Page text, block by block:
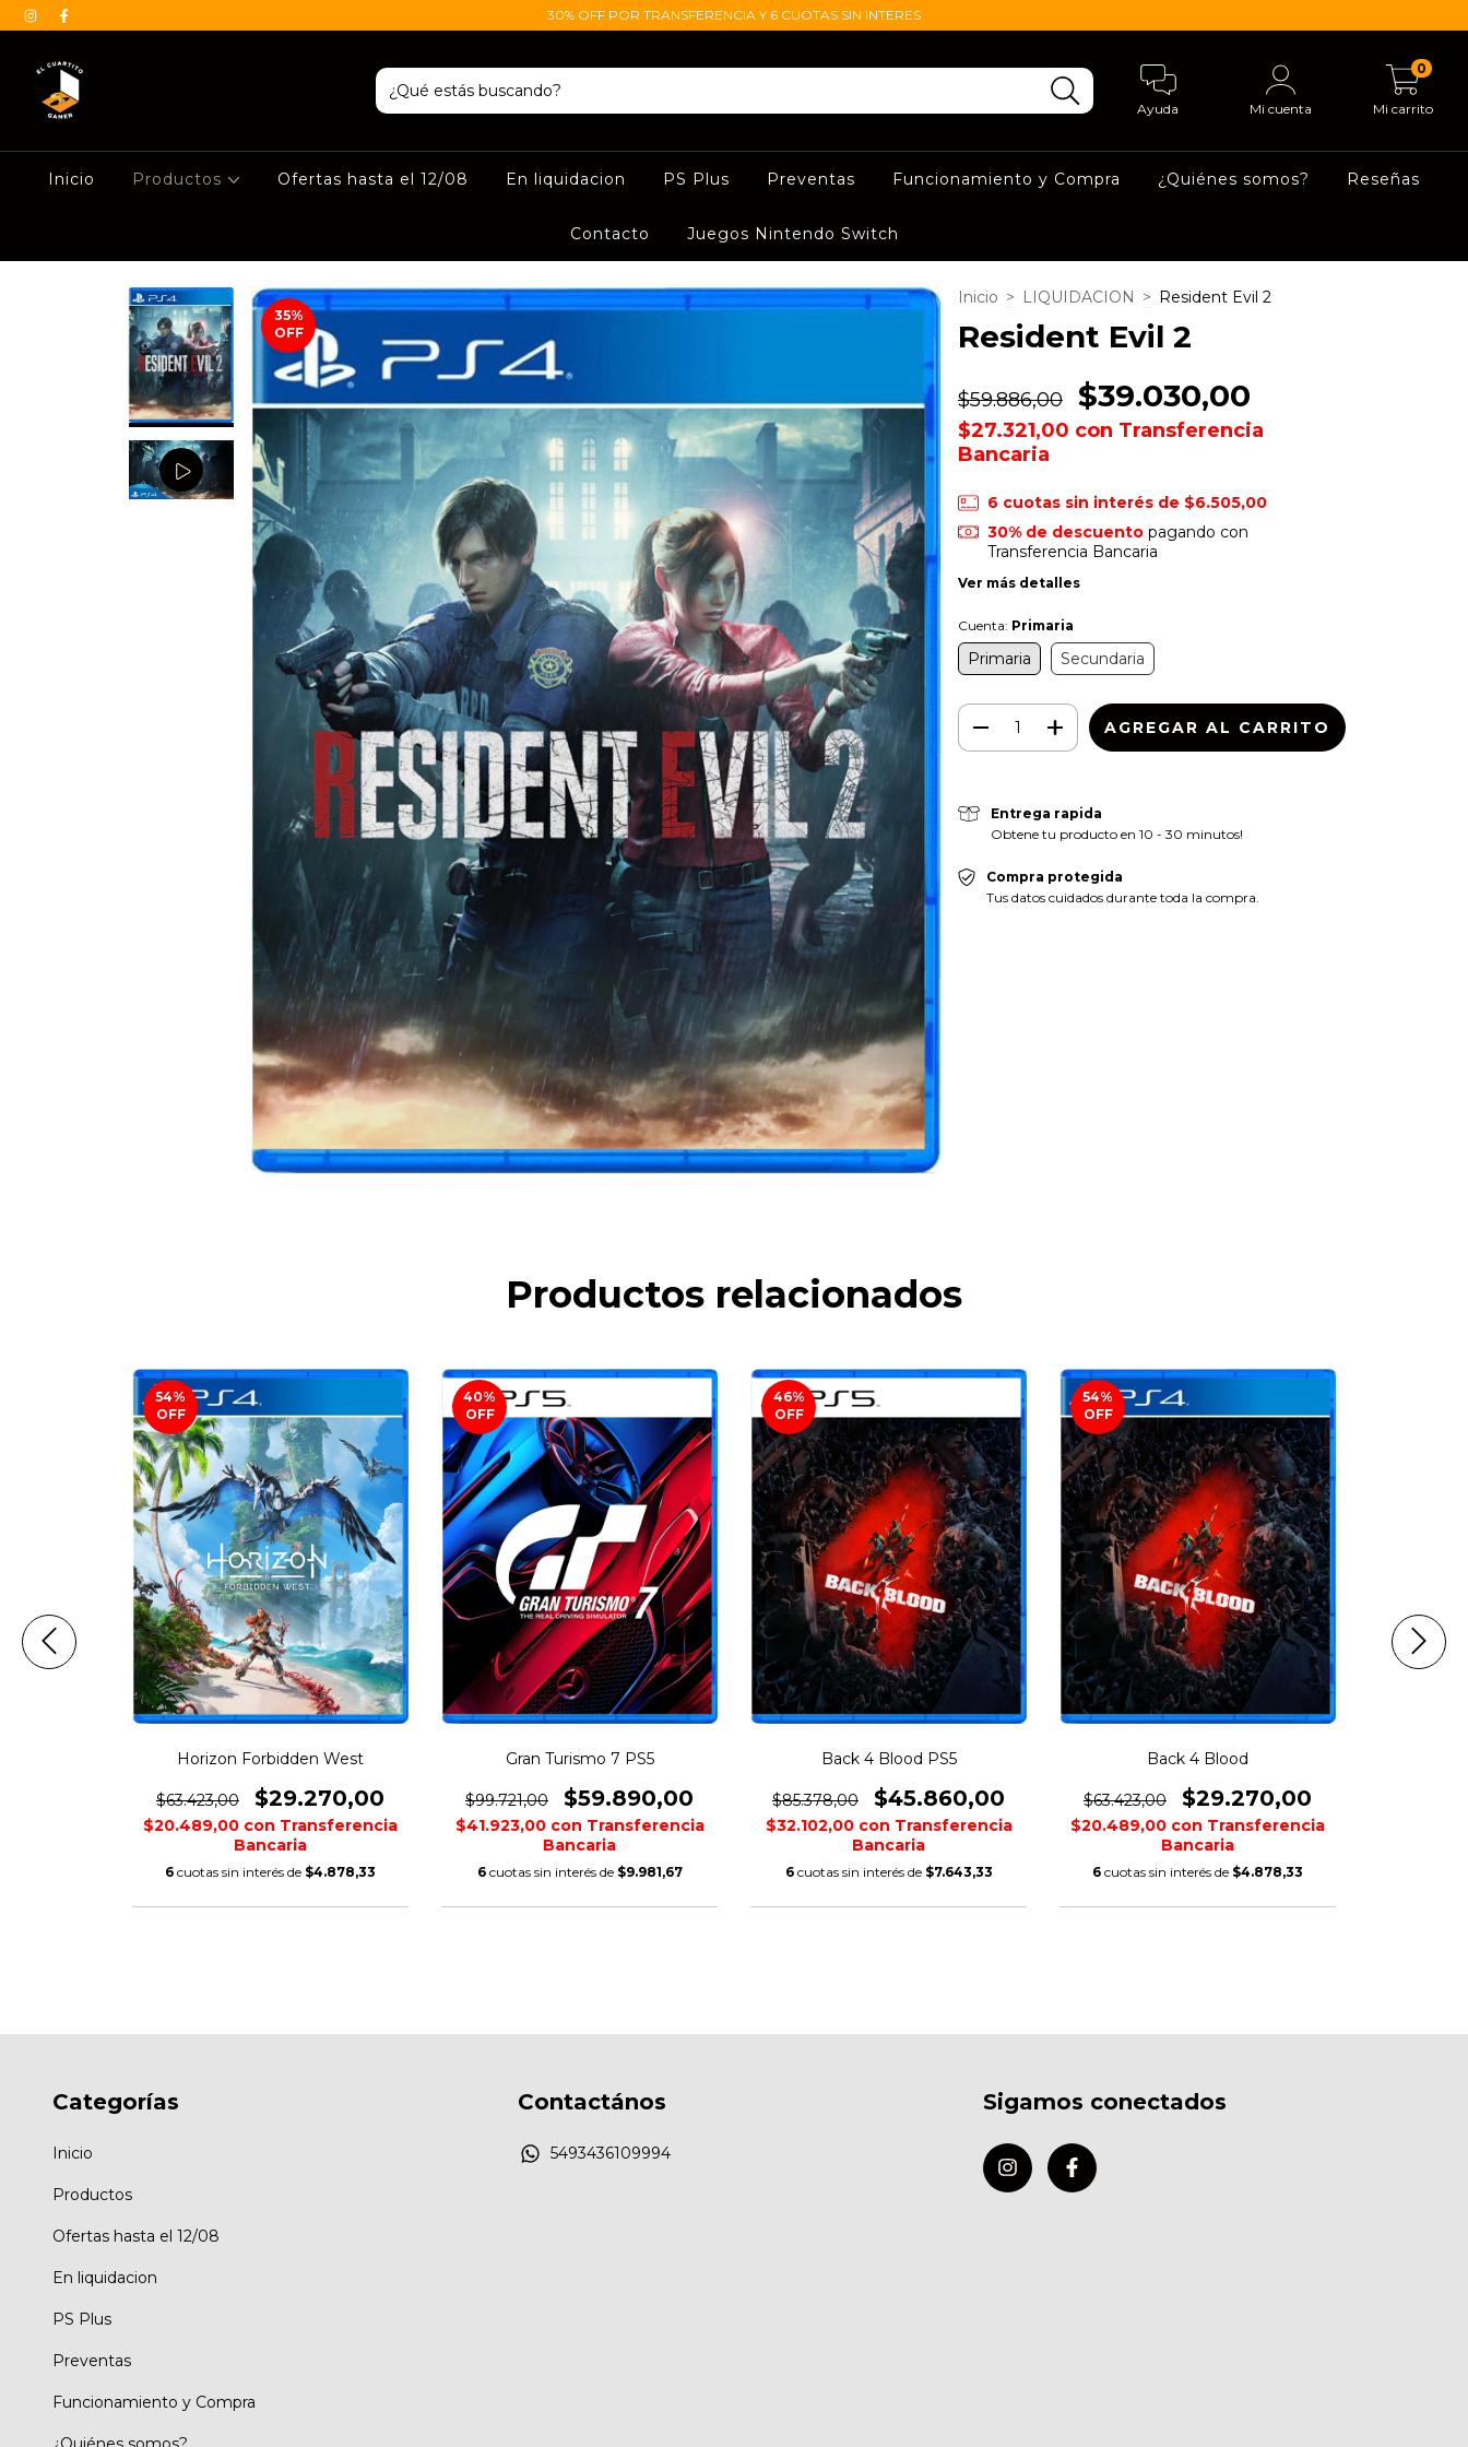
30% OFF POR TRANSFERENCIA Y 6 CUOTAS SIN INTERES
Ayuda Mi cuenta Mi carrito
0
Inicio Productos Ofertas hasta el 12/08 En liquidacion PS Plus Preventas Funcionamiento y Compra ¿Quiénes somos? Reseñas
Contacto Juegos Nintendo Switch
35%
OFF
Inicio > LIQUIDACION > Resident Evil 2
Resident Evil 2
$59.886,00 $39.030,00
$27.321,00 con Transferencia
Bancaria
6 cuotas sin interés de $6.505,00
30% de descuentopagando con
Transferencia Bancaria
Ver más detalles
Cuenta: Primaria
Primaria Secundaria
Entrega rapida
Obtene tu producto en 10 - 30 minutos!
Compra protegida
Tus datos cuidados durante toda la compra.
Productos relacionados
54%
OFF
Horizon Forbidden West
$63.423,00 $29.270,00
$20.489,00 con Transferencia
Bancaria
6 cuotas sin interés de $4.878,33
40%
OFF
Gran Turismo 7 PS5
$99.721,00 $59.890,00
$41.923,00 con Transferencia
Bancaria
6 cuotas sin interés de $9.981,67
46%
OFF
Back 4 Blood PS5
$85.378,00 $45.860,00
$32.102,00 con Transferencia
Bancaria
6 cuotas sin interés de $7.643,33
54%
OFF
Back 4 Blood
$63.423,00 $29.270,00
$20.489,00 con Transferencia
Bancaria
6 cuotas sin interés de $4.878,33
Categorías
Inicio
Productos
Ofertas hasta el 12/08
En liquidacion
PS Plus
Preventas
Funcionamiento y Compra
Contactános
5493436109994
Sigamos conectados